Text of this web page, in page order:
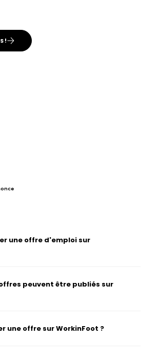
!
une offre d'emploi sur
peuvent être publiés sur
une offre sur WorkinFoot ?